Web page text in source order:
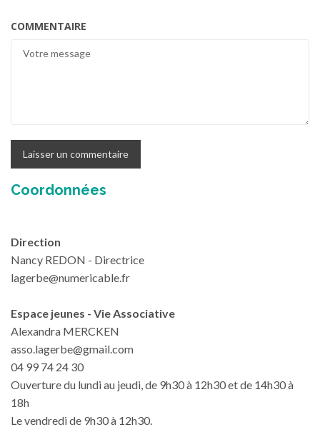
COMMENTAIRE
Coordonnées
Direction
Nancy REDON - Directrice
lagerbe@numericable.fr
Espace jeunes - Vie Associative
Alexandra MERCKEN
asso.lagerbe@gmail.com
04 99 74 24 30
Ouverture du lundi au jeudi, de 9h30 à 12h30 et de 14h30 à
18h
Le vendredi de 9h30 à 12h30.